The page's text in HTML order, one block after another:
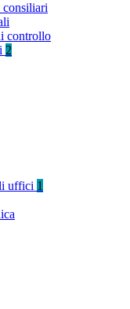
controllo
2
uffici 1